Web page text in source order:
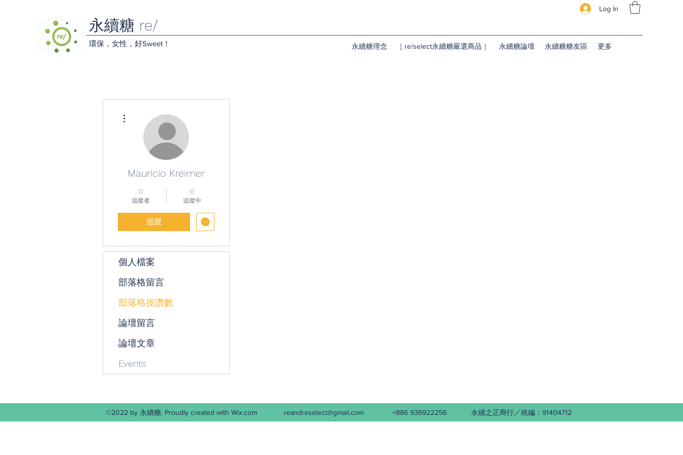
Log In
永續糖 re/
環保，女性，好Sweet！ 永續糖理念 ｜re/select永續糖嚴選商品｜ 永續糖論壇 永續糖糖友區 更多
Mauricio Kreimer
0
追蹤者
0
追蹤中
追蹤
個人檔案
部落格留言
部落格按讚數
論壇留言
論壇文章
Events
©2022 by 永續糖. Proudly created with Wix.com reandreselect@gmail.com +886 936922256 永續之正商行／統編：91404712